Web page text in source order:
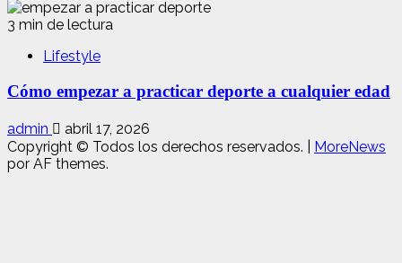
3 min de lectura
Lifestyle
Cómo empezar a practicar deporte a cualquier edad
admin
abril 17, 2026
Copyright © Todos los derechos reservados.
MoreNews
por AF themes.